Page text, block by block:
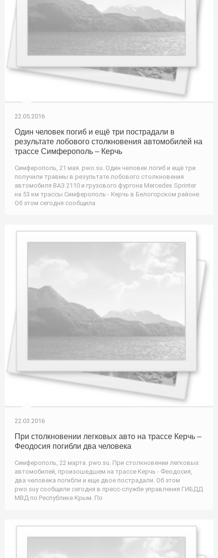
22.05.2016
Один человек погиб и ещё три пострадали в
результате лобового столкновения автомобилей на
трассе Симферополь – Керчь
Симферополь, 21 мая. pwo.su. Один человек погиб и ещё три
получили травмы в результате лобового столкновения
автомобиля ВАЗ 2110 и грузового фургона Mercedes Sprinter
на 53 км трассы Симферополь - Керчь в Белогорском районе.
Об этом сегодня сообщила
22.03.2016
При столкновении легковых авто на трассе Керчь –
Феодосия погибли два человека
Симферополь, 22 марта. pwo.su. При столкновении легковых
автомобилей, произошедшем на трассе Керчь - Феодосия,
два человека погибли и еще двое пострадали. Об этом
pwo.suу сообщили сегодня в пресс-службе управления ГИБДД
МВД по Республике Крым. По